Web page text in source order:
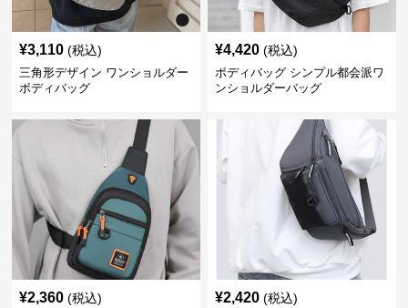
¥3,110 (税込)
三角形デザイン ワンショルダー
ボディバッグ
¥4,420 (税込)
ボディバッグ シンプル都会派ワ
ンショルダーバッグ
¥2,360 (税込) ¥2,420 (税込)